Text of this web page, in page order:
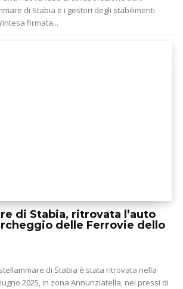
di Stabia e i gestori degli stabilimenti
firmata...
di Stabia, ritrovata l’auto
delle Ferrovie dello
di Stabia è stata ritrovata nella
2025, in zona Annunziatella, nei pressi di